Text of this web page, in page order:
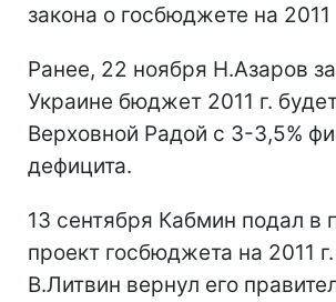
закона о госбюджете на 2011
Ранее, 22 ноября Н.Азаров
Украине бюджет 2011 г.
Верховной Радой с 3-3,5%
дефицита.
13 сентября Кабмин подал в
проект госбюджета на 2011
В.Литвин вернул его